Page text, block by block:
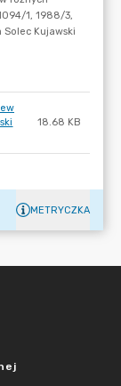
18.68 KB
METRYCZKA